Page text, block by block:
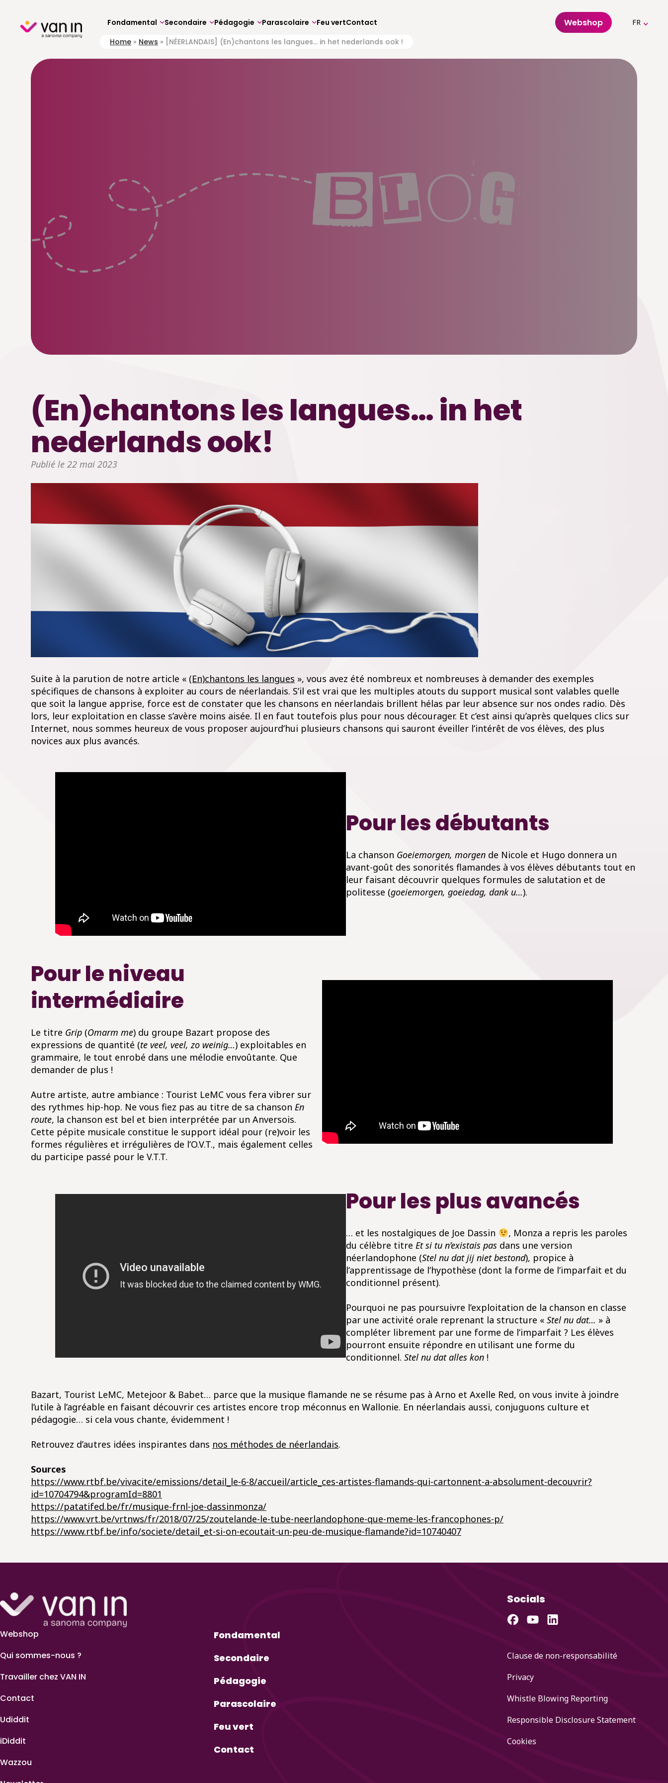
content Fondamental Secondaire Pédagogie Parascolaire Feu vertContact Webshop FR
Home » News » [NÉERLANDAIS] (En)chantons les langues… in het nederlands ook !
(En)chantons les langues… in het
nederlands ook!
Publié le 22 mai 2023
Suite à la parution de notre article « (En)chantons les langues », vous avez été nombreux et nombreuses à demander des exemples
spécifiques de chansons à exploiter au cours de néerlandais. S’il est vrai que les multiples atouts du support musical sont valables quelle
que soit la langue apprise, force est de constater que les chansons en néerlandais brillent hélas par leur absence sur nos ondes radio. Dès
lors, leur exploitation en classe s’avère moins aisée. Il en faut toutefois plus pour nous décourager. Et c’est ainsi qu’après quelques clics sur
Internet, nous sommes heureux de vous proposer aujourd’hui plusieurs chansons qui sauront éveiller l’intérêt de vos élèves, des plus
novices aux plus avancés.
Pour les débutants
La chanson Goeiemorgen, morgen de Nicole et Hugo donnera un
avant-goût des sonorités flamandes à vos élèves débutants tout en
leur faisant découvrir quelques formules de salutation et de
politesse (goeiemorgen, goeiedag, dank u…).
Pour le niveau
intermédiaire
Le titre Grip (Omarm me) du groupe Bazart propose des
expressions de quantité (te veel, veel, zo weinig…) exploitables en
grammaire, le tout enrobé dans une mélodie envoûtante. Que
demander de plus !
Autre artiste, autre ambiance : Tourist LeMC vous fera vibrer sur
des rythmes hip-hop. Ne vous fiez pas au titre de sa chanson En
route, la chanson est bel et bien interprétée par un Anversois.
Cette pépite musicale constitue le support idéal pour (re)voir les
formes régulières et irrégulières de l’O.V.T., mais également celles
du participe passé pour le V.T.T.
Pour les plus avancés
… et les nostalgiques de Joe Dassin
, Monza a repris les paroles
du célèbre titreEt si tu n’existais pas dans une version
néerlandophone (Stel nu dat jij niet bestond), propice à
l’apprentissage de l’hypothèse (dont la forme de l’imparfait et du
conditionnel présent).
Pourquoi ne pas poursuivre l’exploitation de la chanson en classe
par une activité orale reprenant la structure «Stel nu dat… » à
compléter librement par une forme de l’imparfait ? Les élèves
pourront ensuite répondre en utilisant une forme du
conditionnel.Stel nu dat alles kon !
Bazart, Tourist LeMC, Metejoor & Babet… parce que la musique flamande ne se résume pas à Arno et Axelle Red, on vous invite à joindre
l’utile à l’agréable en faisant découvrir ces artistes encore trop méconnus en Wallonie. En néerlandais aussi, conjuguons culture et
pédagogie… si cela vous chante, évidemment !
Retrouvez d’autres idées inspirantes dans nos méthodes de néerlandais.
Sources
https://www.rtbf.be/vivacite/emissions/detail_le-6-8/accueil/article_ces-artistes-flamands-qui-cartonnent-a-absolument-decouvrir?
id=10704794&programId=8801
https://patatifed.be/fr/musique-frnl-joe-dassinmonza/
https://www.vrt.be/vrtnws/fr/2018/07/25/zoutelande-le-tube-neerlandophone-que-meme-les-francophones-p/
https://www.rtbf.be/info/societe/detail_et-si-on-ecoutait-un-peu-de-musique-flamande?id=10740407
Webshop
Qui sommes-nous ?
Travailler chez VAN IN
Contact
Udiddit
iDiddit
Wazzou
Fondamental
Secondaire
Pédagogie
Parascolaire
Feu vert
Contact
Socials
Clause de non-responsabilité
Privacy
Whistle Blowing Reporting
Responsible Disclosure Statement
Cookies